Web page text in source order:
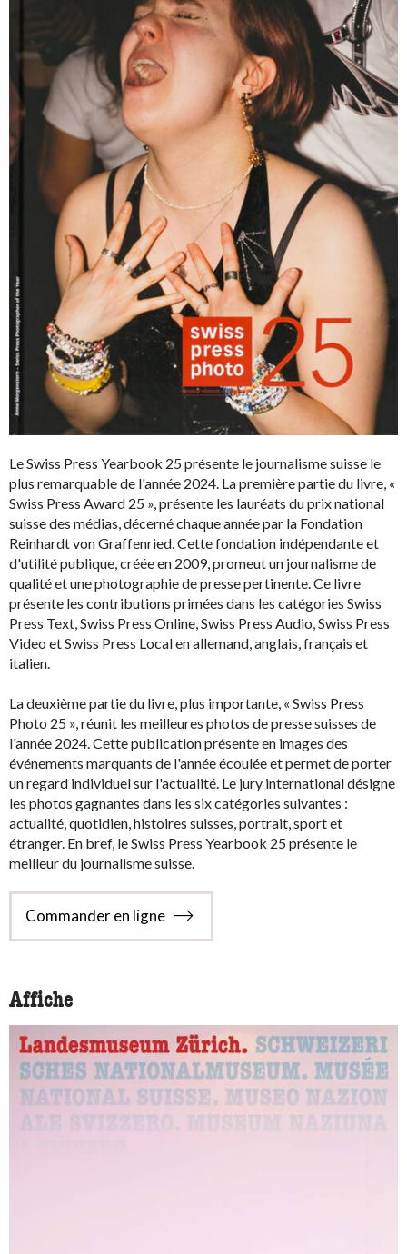
Le Swiss Press Yearbook 25 présente le journalisme suisse le
plus remarquable de l'année 2024. La première partie du livre, «
Swiss Press Award 25 », présente les lauréats du prix national
suisse des médias, décerné chaque année par la Fondation
Reinhardt von Graffenried. Cette fondation indépendante et
d'utilité publique, créée en 2009, promeut un journalisme de
qualité et une photographie de presse pertinente. Ce livre
présente les contributions primées dans les catégories Swiss
Press Text, Swiss Press Online, Swiss Press Audio, Swiss Press
Video et Swiss Press Local en allemand, anglais, français et
italien.
La deuxième partie du livre, plus importante, « Swiss Press
Photo 25 », réunit les meilleures photos de presse suisses de
l'année 2024. Cette publication présente en images des
événements marquants de l'année écoulée et permet de porter
un regard individuel sur l'actualité. Le jury international désigne
les photos gagnantes dans les six catégories suivantes :
actualité, quotidien, histoires suisses, portrait, sport et
étranger. En bref, le Swiss Press Yearbook 25 présente le
meilleur du journalisme suisse.
Commander en ligne
Affiche